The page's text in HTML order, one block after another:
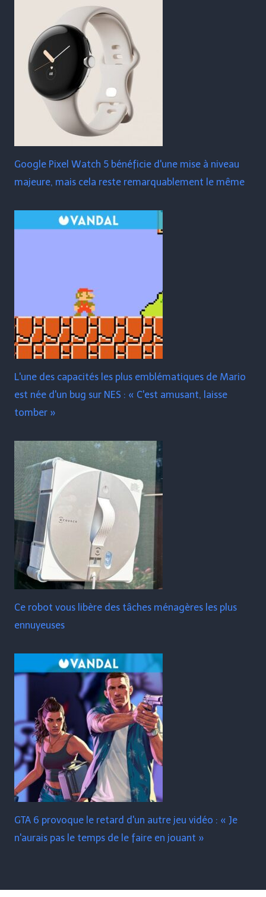
Google Pixel Watch 5 bénéficie d'une mise à niveau
majeure, mais cela reste remarquablement le même
L'une des capacités les plus emblématiques de Mario
est née d'un bug sur NES : « C'est amusant, laisse
tomber »
Ce robot vous libère des tâches ménagères les plus
ennuyeuses
GTA 6 provoque le retard d'un autre jeu vidéo : « Je
n'aurais pas le temps de le faire en jouant »